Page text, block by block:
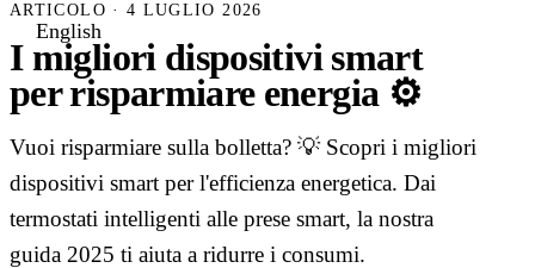
English
ARTICOLO · 4 LUGLIO 2026
I migliori dispositivi smart
per risparmiare energia ⚙️
Vuoi risparmiare sulla bolletta? 💡 Scopri i migliori
dispositivi smart per l'efficienza energetica. Dai
termostati intelligenti alle prese smart, la nostra
guida 2025 ti aiuta a ridurre i consumi.